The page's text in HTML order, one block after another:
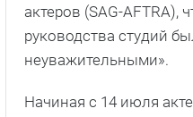
актеров (SAG-AFTRA),
руководства студий
неуважительными».
Начиная с 14 июля